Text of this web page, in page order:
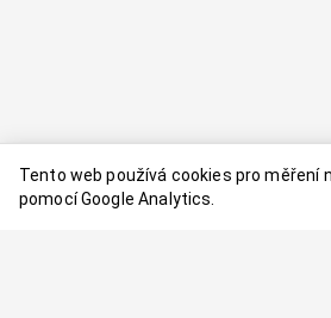
Tento web používá cookies pro měření
pomocí Google Analytics.